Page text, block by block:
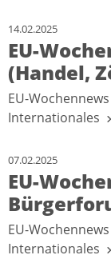
14.02.2025
EU-
(Handel,
EU-
Internationales
07.02.2025
EU-
EU-
Internationales